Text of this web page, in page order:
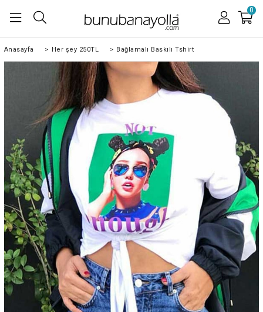
0
Anasayfa > Her şey 250TL > Bağlamalı Baskılı Tshirt